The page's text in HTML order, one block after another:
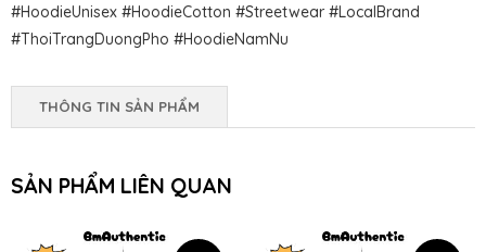
#HoodieUnisex #HoodieCotton #Streetwear #LocalBrand
#ThoiTrangDuongPho #HoodieNamNu
THÔNG TIN SẢN PHẨM
SẢN PHẨM LIÊN QUAN